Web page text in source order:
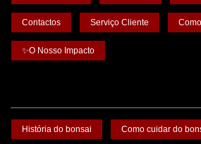
Contactos Serviço Cliente
✨O Nosso Impacto
História do bonsai Como cuidar do